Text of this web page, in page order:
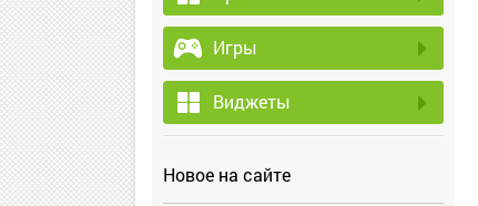
Игры
Виджеты
Новое на сайте